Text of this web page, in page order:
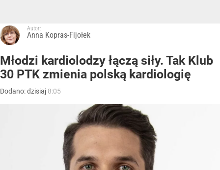
Autor:
Anna Kopras-Fijołek
Młodzi kardiolodzy łączą siły. Tak Klub
30 PTK zmienia polską kardiologię
Dodano:dzisiaj 8:05